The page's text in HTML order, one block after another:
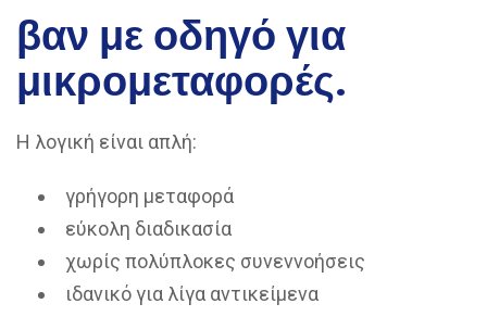
βαν με οδηγό για
μικρομεταφορές.
Η λογική είναι απλή:
γρήγορη μεταφορά
εύκολη διαδικασία
χωρίς πολύπλοκες συνεννοήσεις
ιδανικό για λίγα αντικείμενα